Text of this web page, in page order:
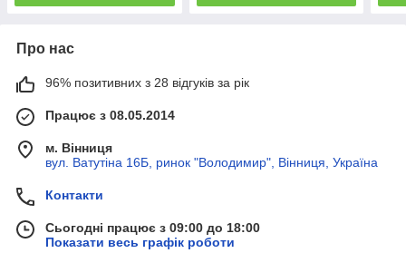
Про нас
96% позитивних з 28 відгуків за рік
Працює з 08.05.2014
м. Вінниця
вул. Ватутіна 16Б, ринок "Володимир", Вінниця, Україна
Контакти
Сьогодні працює з 09:00 до 18:00
Показати весь графік роботи